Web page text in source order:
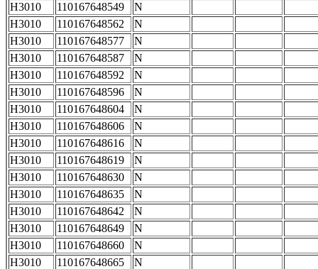
H3010
110167648549
N
H3010
110167648562
N
H3010
110167648577
N
H3010
110167648587
N
H3010
110167648592
N
H3010
110167648596
N
H3010
110167648604
N
H3010
110167648606
N
H3010
110167648616
N
H3010
110167648619
N
H3010
110167648630
N
H3010
110167648635
N
H3010
110167648642
N
H3010
110167648649
N
H3010
110167648660
N
H3010
110167648665
N